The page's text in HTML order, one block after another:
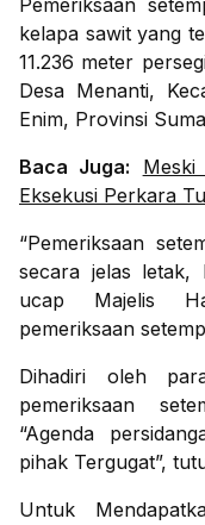
Pemeriksaan
kelapa sawit yang
11.236 meter
Desa Menanti,
Enim, Provinsi
Baca Juga:
Eksekusi Perkara
“Pemeriksaan
secara jelas letak,
ucap Majelis
pemeriksaan
Dihadiri oleh
pemeriksaan
“Agenda
pihak Tergugat”,
Untuk